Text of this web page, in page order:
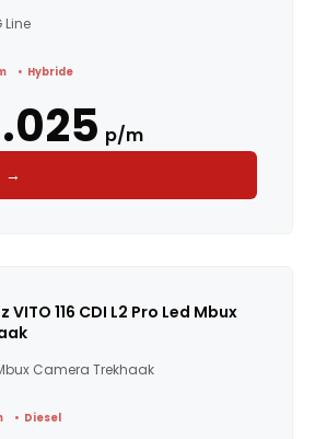
Line
Hybride
p/m
→
116 CDI L2 Pro Led Mbux
Mbux Camera Trekhaak
Diesel